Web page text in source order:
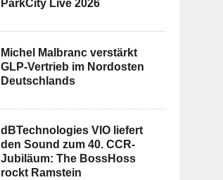
ParkCity Live 2026
Michel Malbranc verstärkt
GLP-Vertrieb im Nordosten
Deutschlands
dBTechnologies VIO liefert
den Sound zum 40. CCR-
Jubiläum: The BossHoss
rockt Ramstein